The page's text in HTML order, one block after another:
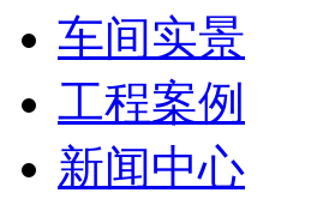
车间实景
工程案例
新闻中心